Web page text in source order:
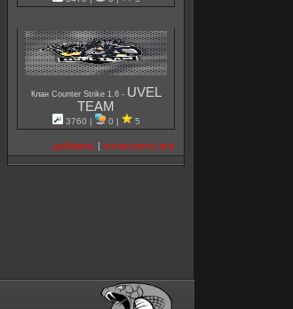
Клан Counter Strike 1.6 - UVEL
TEAM
3760 | 0 | 5
добавить | посмотреть все